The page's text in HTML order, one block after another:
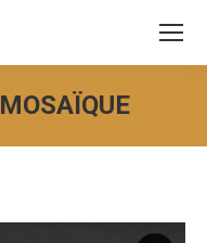
êtes ici :